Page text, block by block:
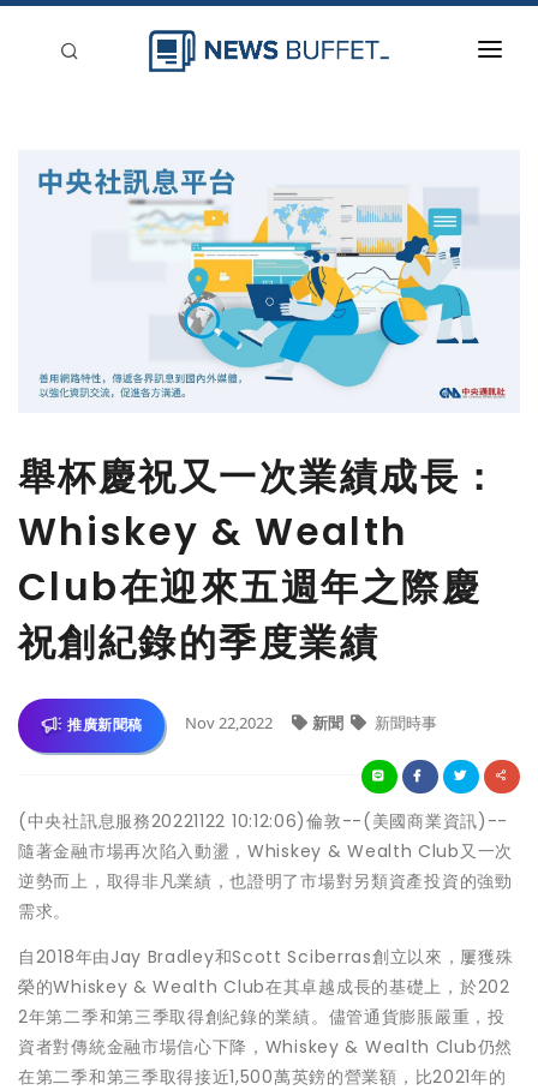
舉杯慶祝又一次業績成長：
Whiskey & Wealth
Club在迎來五週年之際慶
祝創紀錄的季度業績
推廣新聞稿 Nov 22,2022 新聞 新聞時事
(中央社訊息服務20221122 10:12:06)倫敦--(美國商業資訊)--
隨著金融市場再次陷入動盪，Whiskey & Wealth Club又一次
逆勢而上，取得非凡業績，也證明了市場對另類資產投資的強勁
需求。
自2018年由Jay Bradley和Scott Sciberras創立以來，屢獲殊
榮的Whiskey & Wealth Club在其卓越成長的基礎上，於202
2年第二季和第三季取得創紀錄的業績。儘管通貨膨脹嚴重，投
資者對傳統金融市場信心下降，Whiskey & Wealth Club仍然
在第二季和第三季取得接近1,500萬英鎊的營業額，比2021年的